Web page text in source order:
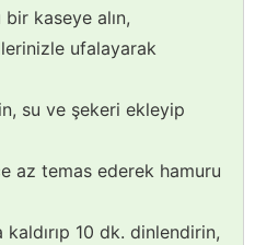
kaseye alın,
ufalayarak
su ve şekeri ekleyip
az temas ederek hamuru
10 dk. dinlendirin,